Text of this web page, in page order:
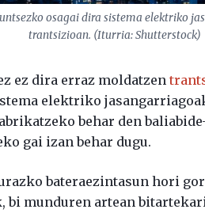
osagai dira sistema elektriko
trantsizioan. (Iturria: Shutterstock)
ez dira erraz moldatzen
elektriko
behar den
gai izan behar dugu.
bateraezintasun hori
bi munduren artean